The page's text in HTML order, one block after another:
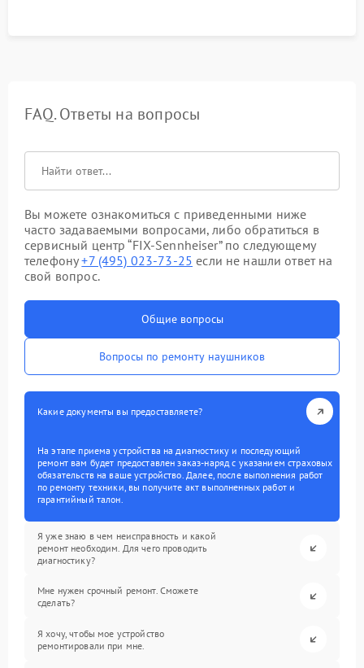
FAQ. Ответы на вопросы
Вы можете ознакомиться с приведенными ниже
часто задаваемыми вопросами, либо обратиться в
сервисный центр “FIX-Sennheiser” по следующему
телефону+7 (495) 023-73-25 если не нашли ответ на
свой вопрос.
Общие вопросы
Вопросы по ремонту наушников
Какие документы вы предоставляете?
На этапе приема устройства на диагностику и последующий
ремонт вам будет предоставлен заказ-наряд с указанием страховых
обязательств на ваше устройство. Далее, после выполнения работ
по ремонту техники, вы получите акт выполненных работ и
гарантийный талон.
Я уже знаю в чем неисправность и какой
ремонт необходим. Для чего проводить
диагностику?
Мне нужен срочный ремонт. Сможете
сделать?
Я хочу, чтобы мое устройство
ремонтировали при мне.